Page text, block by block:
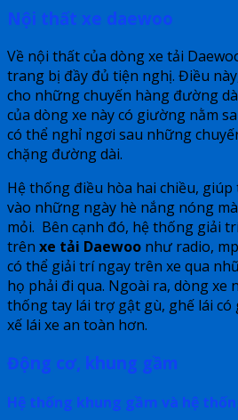
Nội thất xe daewoo
Về nội thất của dòng xe tải
trang bị đầy đủ tiện nghị. Điều
cho những chuyến hàng đường
của dòng xe này có giường nằm
có thể nghỉ ngơi sau những
chặng đường dài.
Hệ thống điều hòa hai chiều, giúp
vào những ngày hè nắng nóng
mỏi. Bên cạnh đó, hệ thống giải
trên xe tải Daewoo như radio,
có thể giải trí ngay trên xe qua
họ phải đi qua. Ngoài ra, dòng xe
thống tay lái trợ gật gù, ghế lái có
xế lái xe an toàn hơn.
Động cơ, khung gầm
Hệ thống khung gầm và hệ